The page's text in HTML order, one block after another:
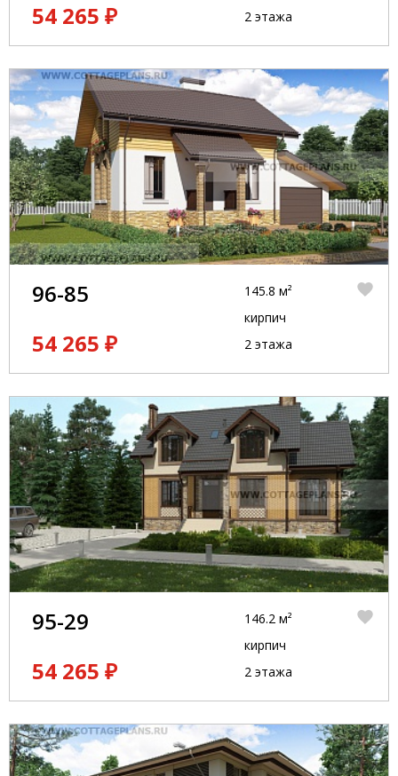
54 265 ₽
2 этажа
96-85
54 265 ₽
145.8 м²
кирпич
2 этажа
95-29
54 265 ₽
146.2 м²
кирпич
2 этажа